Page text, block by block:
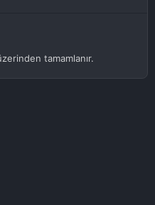
tamamlanır.